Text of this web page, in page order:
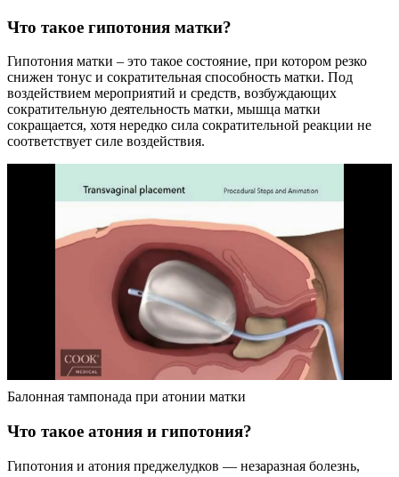
Что такое гипотония матки?
Гипотония матки – это такое состояние, при котором резко
снижен тонус и сократительная способность матки. Под
воздействием мероприятий и средств, возбуждающих
сократительную деятельность матки, мышца матки
сокращается, хотя нередко сила сократительной реакции не
соответствует силе воздействия.
Балонная тампонада при атонии матки
Что такое атония и гипотония?
Гипотония и атония преджелудков — незаразная болезнь,